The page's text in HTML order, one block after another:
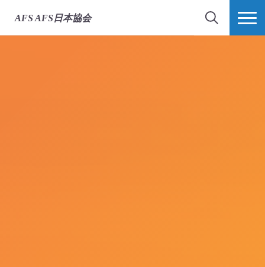
AFS AFS日本協会
検索 MORE
ョン
ョン
ョン
ーク